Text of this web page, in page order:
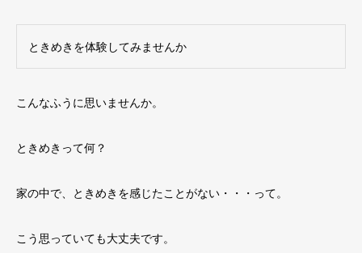
ときめきを体験してみませんか
こんなふうに思いませんか。
ときめきって何？
家の中で、ときめきを感じたことがない・・・って。
こう思っていても大丈夫です。